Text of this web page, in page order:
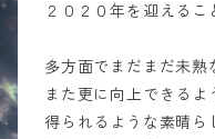
２０２０年を迎えるこ
多方面でまだまだ未熟
また更に向上できる
得られるような素晴ら